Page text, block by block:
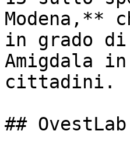
Modena,**
in grado
Amigdala
cittadini.
## OvestLab